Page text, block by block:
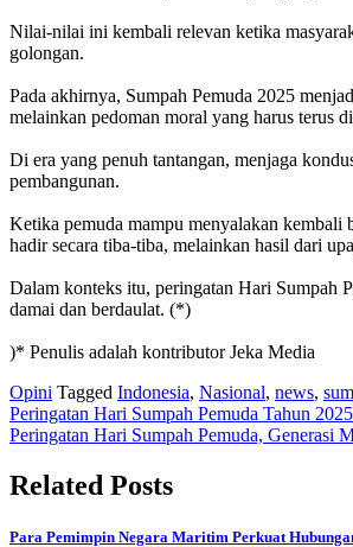
Nilai-nilai ini kembali relevan ketika
golongan.
Pada akhirnya, Sumpah Pemuda 2025
melainkan pedoman moral yang harus terus
Di era yang penuh tantangan, menjaga
pembangunan.
Ketika pemuda mampu menyalakan kembali
hadir secara tiba-tiba, melainkan hasil dari
Dalam konteks itu, peringatan Hari Sumpah
damai dan berdaulat. (*)
)* Penulis adalah kontributor Jeka Media
Opini Tagged Indonesia, Nasional, news,
Post
navigation
Peringatan Hari Sumpah Pemuda Tahun
Peringatan Hari Sumpah Pemuda, Generasi
Related Posts
Para Pemimpin Negara Maritim Perkuat